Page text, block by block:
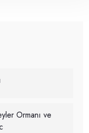
Ormanı ve